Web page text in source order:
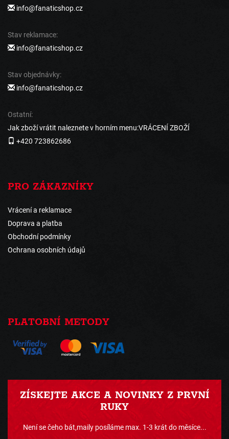
info@fanaticshop.cz
Stav reklamace:
info@fanaticshop.cz
Stav objednávky:
info@fanaticshop.cz
Ostatní:
Jak zboží vrátit naleznete v horním menu:VRÁCENÍ ZBOŽÍ
+420 723862686
PRO ZÁKAZNÍKY
Vrácení a reklamace
Doprava a platba
Obchodní podmínky
Ochrana osobních údajů
PLATOBNÍ METODY
ZÍSKEJTE AKCE A NOVINKY Z PRVNÍ
RUKY
Není se čeho bát,maily posíláme max. 1-3 krát do měsíce...